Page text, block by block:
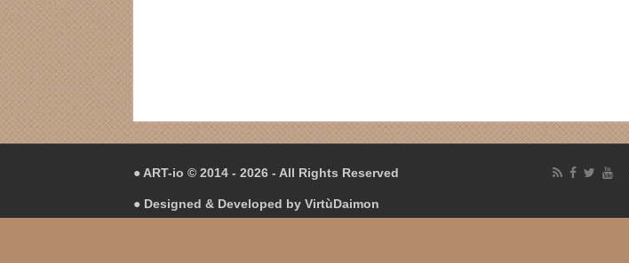
● ART-io © 2014 - 2026 - All Rights Reserved
● Designed & Developed by VirtùDaimon